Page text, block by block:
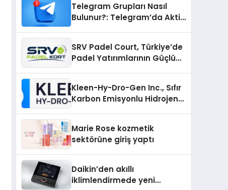
Telegram Grupları Nasıl
Bulunur?: Telegram’da Aktif
SRV Padel Court, Türkiye’de
Padel Yatırımlarının Güçlü
Kleen-Hy-Dro-Gen Inc., Sıfır
Karbon Emisyonlu Hidrojen
Aldı
Marie Rose kozmetik
sektörüne giriş yaptı
Daikin’den akıllı
iklimlendirmede yeni